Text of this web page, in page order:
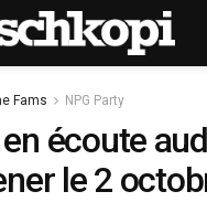
Fams NPG Party
écoute
le 2